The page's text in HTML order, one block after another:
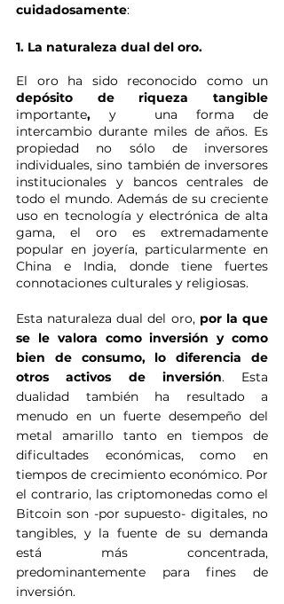
cuidadosamente:
1. La naturaleza dual del oro.
importante, y  una forma de
intercambio durante miles de años. Es
propiedad no sólo de inversores
individuales, sino también de inversores
institucionales y bancos centrales de
todo el mundo. Además de su creciente
uso en tecnología y electrónica de alta
gama, el oro es extremadamente
popular en joyería, particularmente en
China e India, donde tiene fuertes
connotaciones culturales y religiosas.
Esta naturaleza dual del oro, por la que
se le valora como inversión y como
bien de consumo, lo diferencia de
otros activos de inversión. Esta
dualidad también ha resultado a
menudo en un fuerte desempeño del
metal amarillo tanto en tiempos de
dificultades económicas, como en
tiempos de crecimiento económico. Por
el contrario, las criptomonedas como el
Bitcoin son -por supuesto- digitales, no
tangibles, y la fuente de su demanda
está más concentrada,
predominantemente para fines de
inversión.